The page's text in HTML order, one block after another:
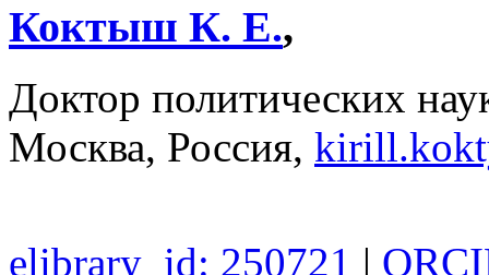
Коктыш К. Е.,
Доктор политических
Москва, Россия,
elibrary_id: 250721 |